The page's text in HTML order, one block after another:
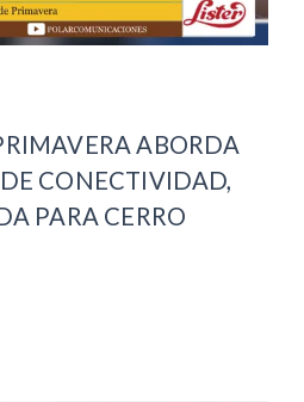
ABORDA
CONECTIVIDAD,
PARA CERRO